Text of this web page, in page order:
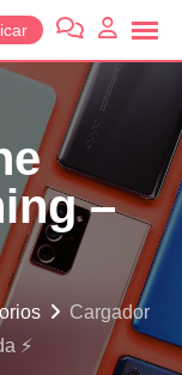
–
Cargador
⚡️